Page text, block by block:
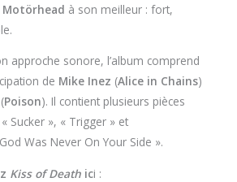
Motörhead à son meilleur : fort,
approche sonore, l’album comprend
de Mike Inez (Alice in Chains)
(Poison). Il contient plusieurs pièces
Sucker », « Trigger » et
Was Never On Your Side ».
Kiss of Deathici :